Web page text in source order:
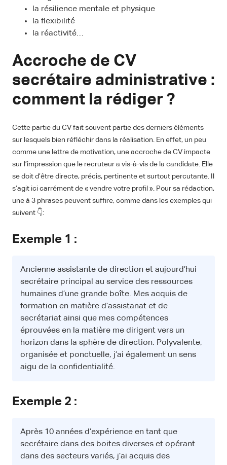
la résilience mentale et physique
la flexibilité
la réactivité…
Accroche de CV
secrétaire administrative :
comment la rédiger ?
Cette partie du CV fait souvent partie des derniers éléments
sur lesquels bien réfléchir dans la réalisation. En effet, un peu
comme une lettre de motivation, une accroche de CV impacte
sur l’impression que le recruteur a vis-à-vis de la candidate. Elle
se doit d’être directe, précis, pertinente et surtout percutante. Il
s’agit ici carrément de « vendre votre profil ». Pour sa rédaction,
une à 3 phrases peuvent suffire, comme dans les exemples qui
suivent 👇:
Exemple 1 :
Ancienne assistante de direction et aujourd’hui
secrétaire principal au service des ressources
humaines d’une grande boîte. Mes acquis de
formation en matière d’assistanat et de
secrétariat ainsi que mes compétences
éprouvées en la matière me dirigent vers un
horizon dans la sphère de direction. Polyvalente,
organisée et ponctuelle, j’ai également un sens
aigu de la confidentialité.
Exemple 2 :
Après 10 années d’expérience en tant que
secrétaire dans des boites diverses et opérant
dans des secteurs variés, j’ai acquis des